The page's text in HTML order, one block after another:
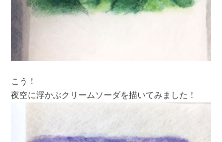
こう！
夜空に浮かぶクリームソーダを描いてみました！